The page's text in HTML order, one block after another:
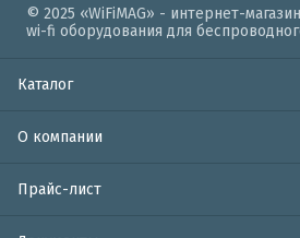
© 2025 «WiFiMAG» - интернет-магазин
wi-fi оборудования для
Каталог
О компании
Прайс-лист